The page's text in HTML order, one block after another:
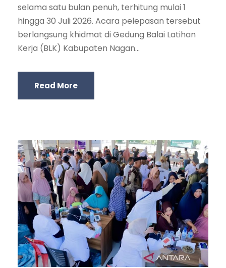
selama satu bulan penuh, terhitung mulai 1
hingga 30 Juli 2026. Acara pelepasan tersebut
berlangsung khidmat di Gedung Balai Latihan
Kerja (BLK) Kabupaten Nagan...
Read More